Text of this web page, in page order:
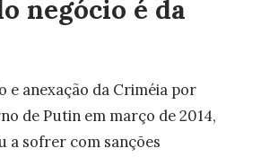
negócio é da
e anexação da Criméia por
de Putin em março de 2014,
a sofrer com sanções